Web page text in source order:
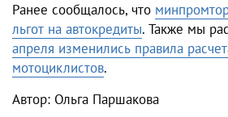
Ранее сообщалось, что
льгот на автокредиты. Также мы
апреля изменились правила
мотоциклистов.
Автор: Ольга Паршакова